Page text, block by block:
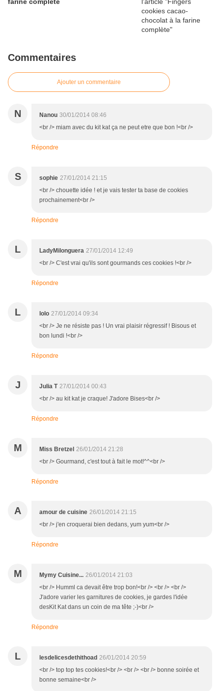
Commentaires
Ajouter un commentaire
N Nanou 30/01/2014 08:46
<br /> miam avec du kit kat ça ne peut etre que bon !<br />
Répondre
S sophie 27/01/2014 21:15
<br /> chouette idée ! et je vais tester ta base de cookies
prochainement<br />
Répondre
L LadyMilonguera 27/01/2014 12:49
<br /> C'est vrai qu'ils sont gourmands ces cookies !<br />
Répondre
L lolo 27/01/2014 09:34
<br /> Je ne résiste pas ! Un vrai plaisir régressif ! Bisous et
bon lundi !<br />
Répondre
J Julia T 27/01/2014 00:43
<br /> au kit kat je craque! J'adore Bises<br />
Répondre
M Miss Bretzel 26/01/2014 21:28
<br /> Gourmand, c'est tout à fait le mot!^^<br />
Répondre
A amour de cuisine 26/01/2014 21:15
<br /> j'en croquerai bien dedans, yum yum<br />
Répondre
M Mymy Cuisine... 26/01/2014 21:03
<br /> Humml ca devait être trop bon!<br /> <br /> <br />
J'adore varier les garnitures de cookies, je gardes l'idée
desKit Kat dans un coin de ma tête ;-)<br />
Répondre
L lesdelicesdethithoad 26/01/2014 20:59
<br /> top top tes cookies!<br /> <br /> <br /> bonne soirée et
bonne semaine<br />